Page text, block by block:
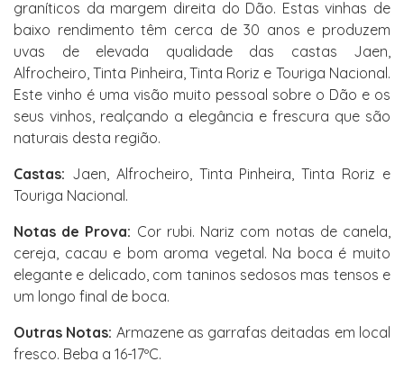
graníticos da margem direita do Dão. Estas vinhas de
baixo rendimento têm cerca de 30 anos e produzem
uvas de elevada qualidade das castas Jaen,
Alfrocheiro, Tinta Pinheira, Tinta Roriz e Touriga Nacional.
Este vinho é uma visão muito pessoal sobre o Dão e os
seus vinhos, realçando a elegância e frescura que são
naturais desta região.
Castas: Jaen, Alfrocheiro, Tinta Pinheira, Tinta Roriz e
Touriga Nacional.
Notas de Prova: Cor rubi. Nariz com notas de canela,
cereja, cacau e bom aroma vegetal. Na boca é muito
elegante e delicado, com taninos sedosos mas tensos e
um longo final de boca.
Outras Notas: Armazene as garrafas deitadas em local
fresco. Beba a 16-17ºC.